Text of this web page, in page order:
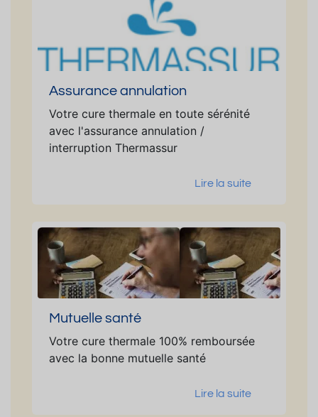
Assurance annulation
Votre cure thermale en toute sérénité
avec l'assurance annulation /
interruption Thermassur
Lire la suite
Mutuelle santé
Votre cure thermale 100% remboursée
avec la bonne mutuelle santé
Lire la suite